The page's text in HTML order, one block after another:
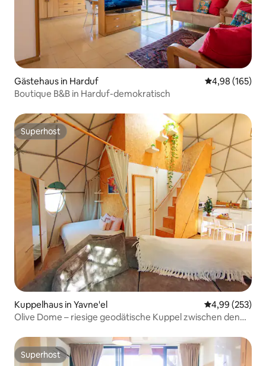
Gästehaus in Harduf
4,98 (165)
Boutique B&B in Harduf-demokratisch
Superhost
Superhost
Kuppelhaus in Yavne'el
4,99 (253)
Olive Dome – riesige geodätische Kuppel zwischen den
Superhost
Superhost